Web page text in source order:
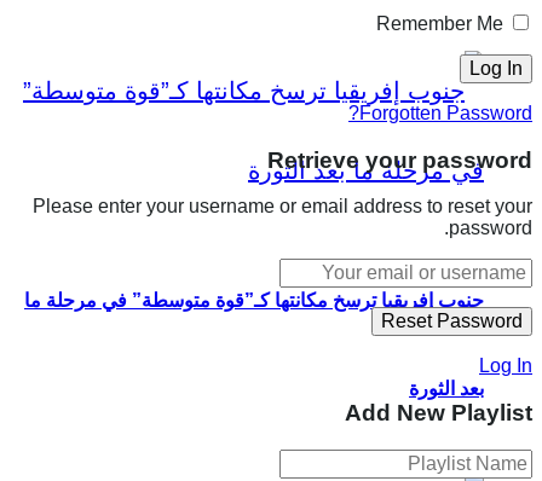
جنوب إفريقيا ترسخ مكانتها كـ”قوة متوسطة” في مرحلة ما
بعد الثورة
Remember Me
Forgotten Password?
Retrieve your password
Please enter your username or email address to reset your
password.
Log In
Add New Playlist